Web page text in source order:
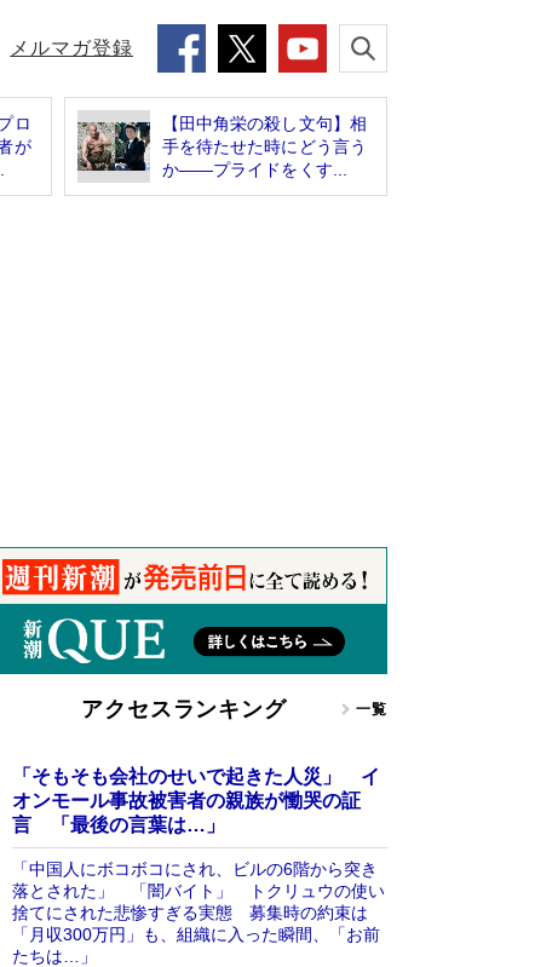
メルマガ登録
ロ
が
【田中角栄の殺し文句】相
手を待たせた時にどう言う
か――プライドをくす...
アクセスランキング 一覧
「そもそも会社のせいで起きた人災」 イ
オンモール事故被害者の親族が慟哭の証
言 「最後の言葉は…」
「中国人にボコボコにされ、ビルの6階から突き
落とされた」 「闇バイト」 トクリュウの使い
捨てにされた悲惨すぎる実態 募集時の約束は
「月収300万円」も、組織に入った瞬間、「お前
たちは…」